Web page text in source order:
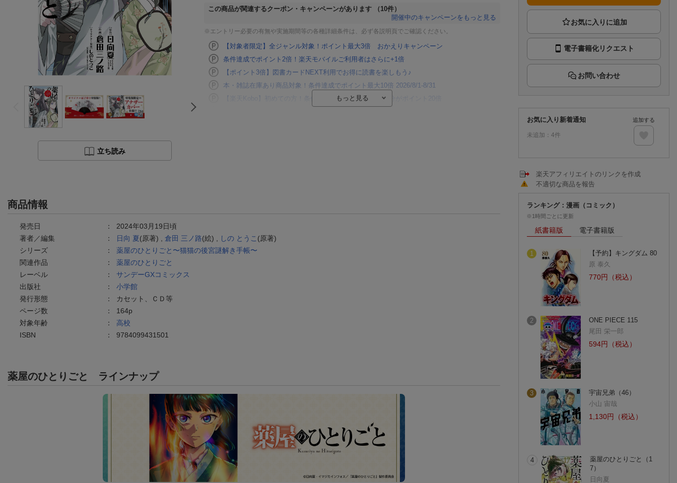
立ち読み
この商品が関連するクーポン・キャンペーンがあります
（10件）
開催中のキャンペーンをもっと見る
※エントリー必要の有無や実施期間等の各種詳細条件は、必ず各説明頁でご確認ください。
【対象者限定】全ジャンル対象！ポイント最大3倍 おかえりキャンペーン
条件達成でポイント2倍！楽天モバイルご利用者はさらに+1倍
【ポイント3倍】図書カードNEXT利用でお得に読書を楽しもう♪
本・雑誌在庫あり商品対象！条件達成でポイント最大10倍 2026/8/1-8/31
【楽天Kobo】初めての方！条件達成で楽天ブックス購入分がポイント20倍
商品情報
発売日 ： 2024年03月19日頃
著者／編集
： 日向 夏(原著) , 倉田 三ノ路(絵) , しの とうこ (原著)
シリーズ
： 薬屋のひとりごと〜猫猫の後宮謎解き手帳〜
関連作品
： 薬屋のひとりごと
レーベル
： サンデーGXコミックス
出版社
： 小学館
発行形態
：
カセット、ＣＤ等
ページ数
： 164p
対象年齢
： 高校
ISBN
： 9784099431501
薬屋のひとりごと ラインナップ
電子書籍化リクエスト
お問い合わせ
お気に入り新着通知
未追加： 4件
追加する
楽天アフィリエイトのリンクを作成
不適切な商品を報告
ランキング：漫画（コミック）
※1時間ごとに更新
紙書籍版 電子書籍版
1
【予約】キングダム 80
原 泰久
770円（税込）
2
ONE PIECE 115
尾田 栄一郎
594円（税込）
3
宇宙兄弟（46）
小山 宙哉
1,130円（税込）
4
薬屋のひとりごと（1
7）
日向夏